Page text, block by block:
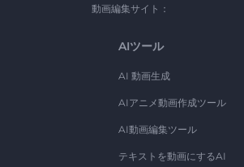
動画編集サイト：
AIツール
AI 動画生成
AIアニメ動画作成ツール
AI動画編集ツール
テキストを動画にするAI